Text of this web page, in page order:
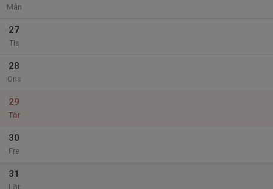
Mån
27
Tis
28
Ons
29
Tor
30
Fre
31
Lör